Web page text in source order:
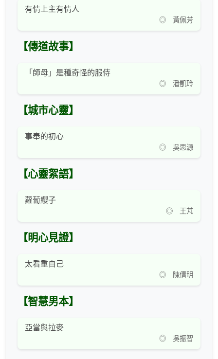
有情上主有情人
◎ 黃佩芳
【傳道故事】
「師母」是種奇怪的服侍
◎ 潘凱玲
【城市心靈】
事奉的初心
◎ 吳思源
【心靈絮語】
蘿蔔纓子
◎ 王芃
【明心見證】
太看重自己
◎ 陳倩明
【智慧男本】
亞當與拉麥
◎ 吳振智